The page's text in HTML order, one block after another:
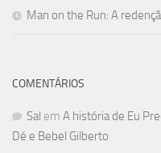
Man on the Run: A
COMENTÁRIOS
Sal em A história de Eu
Dé e Bebel Gilberto